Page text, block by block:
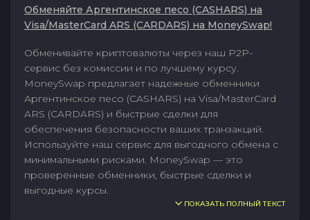
Обменяйте Аргентинское песо (CASHARS) на
Visa/MasterCard ARS (CARDARS) на MoneySwap!
Обменивайте криптовалюты через наш P2P-
сервис без комиссии и по лучшему курсу.
MoneySwap предлагает надежные обменники
Аргентинское песо (CASHARS) на Visa/MasterCard
ARS (CARDARS) и быстрые сделки для
обеспечения безопасности ваших транзакций.
Используйте наш сервис для выгодного обмена с
минимальными рисками. MoneySwap — это
проверенные обменники, быстрые сделки и
выгодные курсы.
ПОКАЗАТЬ ПОЛНЫЙ ТЕКСТ